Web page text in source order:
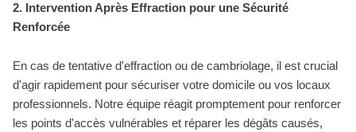
2. Intervention Après Effraction pour une Sécurité
Renforcée
En cas de tentative d'effraction ou de cambriolage, il est crucial
d'agir rapidement pour sécuriser votre domicile ou vos locaux
professionnels. Notre équipe réagit promptement pour renforcer
les points d'accès vulnérables et réparer les dégâts causés,